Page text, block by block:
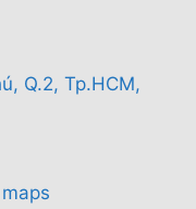
Q.2, Tp.HCM,